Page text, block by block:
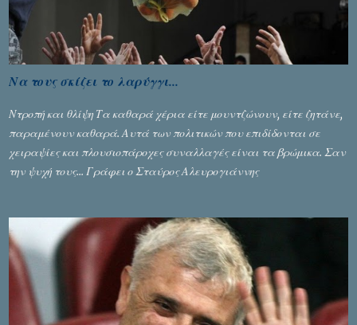
Να τους σκίζει το λαρύγγι...
Ντροπή και θλίψη Τα καθαρά χέρια είτε μουντζώνουν, είτε ζητάνε,
παραμένουν καθαρά. Αυτά των πολιτικών που επιδίδονται σε
χειραψίες και πλουσιοπάροχες συναλλαγές είναι τα βρώμικα. Σαν
την ψυχή τους... Γράφει ο Σταύρος Αλευρογιάννης